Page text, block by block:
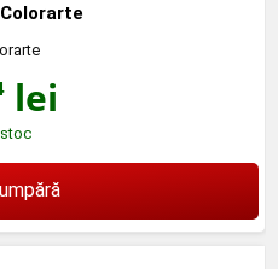
lei